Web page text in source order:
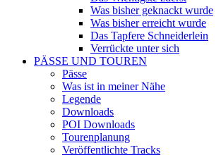
Was bisher geknackt wurde
Was bisher erreicht wurde
Das Tapfere Schneiderlein
Verrückte unter sich
PÄSSE UND TOUREN
Pässe
Was ist in meiner Nähe
Legende
Downloads
POI Downloads
Tourenplanung
Veröffentlichte Tracks